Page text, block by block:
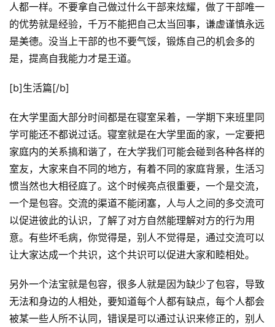
人都一样。不要拿自己做过什么干部来炫耀，做了干部唯一
的优势就是经验，千万不能把自己太当回事，谦虚谨慎永远
是美德。没当上干部的也不要气馁，锻炼自己的机会多的
是，提高自我能力才是王道。
[b]生活篇[/b]
在大学里面大部分时间都是在寝室呆着，一学期下来班里同
学可能还不都说过话。寝室就是在大学里面的家，一定要把
家庭内的关系搞和谐了，在大学我们可能会碰到各种各样的
室友，大家来自不同的地方，有着不同的家庭背景，生活习
惯当然也大相径庭了。这个时候亮点很重要，一个是交流，
一个是包容。交流的渠道不能闭塞，人与人之间的多交流可
以促进彼此的认识，了解了对方自然能理解对方的行为用
意。有些坏毛病，你觉得是，别人不觉得是，通过交流可以
让大家达成一个共识，这个共识可以促进大家和睦相处。
另外一个法宝就是包容，很多人就是因为缺少了包容，导致
无法和身边的人相处，要知道每个人都有缺点，每个人都会
被某一些人所不认同，错误是可以通过认识来修正的，别人